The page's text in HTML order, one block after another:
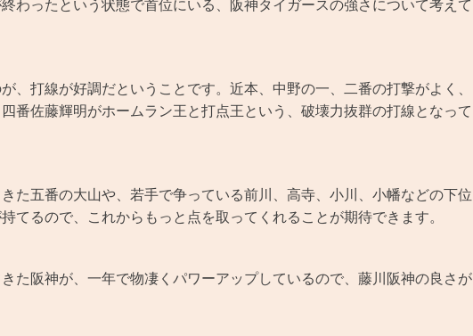
わったという状態で首位にいる、阪神タイガースの強さについて考えて
、打線が好調だということです。近本、中野の一、二番の打撃がよく、
番佐藤輝明がホームラン王と打点王という、破壊力抜群の打線となって
た五番の大山や、若手で争っている前川、高寺、小川、小幡などの下位
てるので、これからもっと点を取ってくれることが期待できます。
た阪神が、一年で物凄くパワーアップしているので、藤川阪神の良さが